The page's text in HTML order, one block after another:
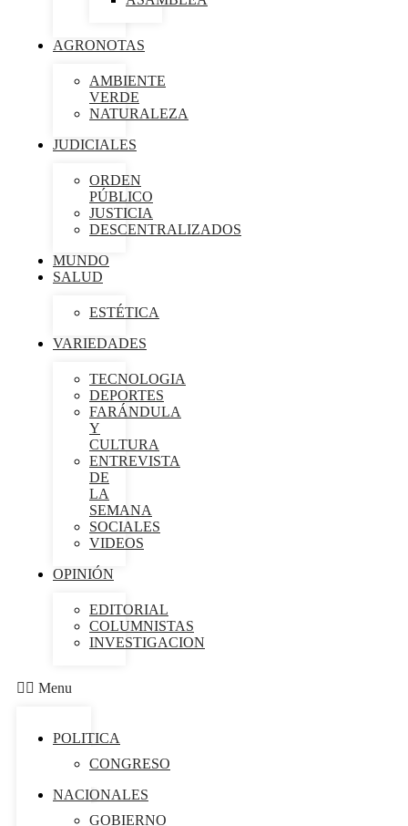
AGRONOTAS
AMBIENTE
VERDE
NATURALEZA
JUDICIALES
ORDEN
PÚBLICO
JUSTICIA
DESCENTRALIZADOS
MUNDO
SALUD
ESTÉTICA
VARIEDADES
TECNOLOGIA
DEPORTES
FARÁNDULA
Y
CULTURA
ENTREVISTA
DE
LA
SEMANA
SOCIALES
VIDEOS
OPINIÓN
EDITORIAL
COLUMNISTAS
INVESTIGACION
Menu
POLITICA
CONGRESO
NACIONALES
GOBIERNO